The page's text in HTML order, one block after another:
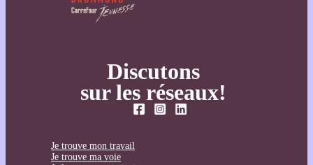
Discutons
sur les réseaux!
Je trouve mon travail
Je trouve ma voie